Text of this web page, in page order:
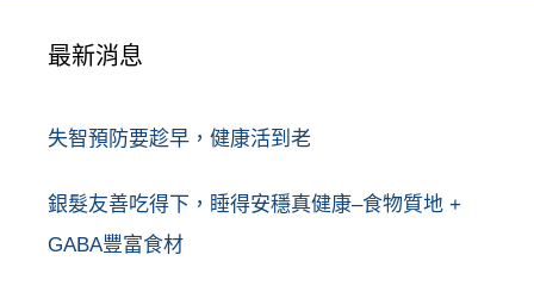
最新消息
失智預防要趁早，健康活到老
銀髮友善吃得下，睡得安穩真健康–食物質地 +
GABA豐富食材